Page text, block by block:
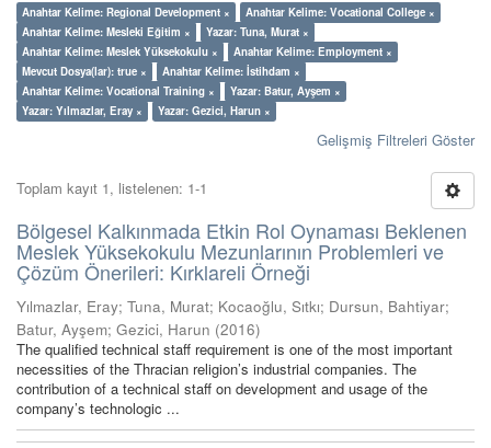
Anahtar Kelime: Regional Development ×
Anahtar Kelime: Vocational College ×
Anahtar Kelime: Mesleki Eğitim ×
Yazar: Tuna, Murat ×
Anahtar Kelime: Meslek Yüksekokulu ×
Anahtar Kelime: Employment ×
Mevcut Dosya(lar): true ×
Anahtar Kelime: İstihdam ×
Anahtar Kelime: Vocational Training ×
Yazar: Batur, Ayşem ×
Yazar: Yılmazlar, Eray ×
Yazar: Gezici, Harun ×
Gelişmiş Filtreleri Göster
Toplam kayıt 1, listelenen: 1-1
Bölgesel Kalkınmada Etkin Rol Oynaması Beklenen
Meslek Yüksekokulu Mezunlarının Problemleri ve
Çözüm Önerileri: Kırklareli Örneği
Yılmazlar, Eray; Tuna, Murat; Kocaoğlu, Sıtkı; Dursun, Bahtiyar;
Batur, Ayşem; Gezici, Harun (2016)
The qualified technical staff requirement is one of the most important
necessities of the Thracian religion’s industrial companies. The
contribution of a technical staff on development and usage of the
company’s technologic ...